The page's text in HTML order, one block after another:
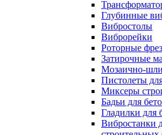
Глубинные
Вибростолы
Виброрейки
Роторные
Затирочные
Мозаично-
Пистолеты
Миксеры
Бадьи для
Гладилки для
Вибростанки